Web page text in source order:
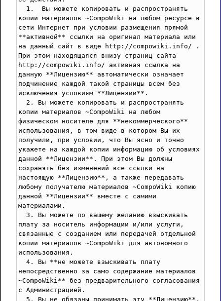
1.  Вы можете копировать и распространять
копии материалов ~CompoWiki на любом ресурсе в
сети Интернет при условии размещения прямой
**активной** ссылки на оригинал материала или
на данный сайт в виде http://compowiki.info/ .
При этом находящаяся внизу страниц сайта
http://compowiki.info/ активная ссылка на
данную **Лицензию** автоматически означает
подчинение каждой такой страницы всем без
исключения условиям **Лицензии**.
2. Вы можете копировать и распространять
копии материалов ~CompoWiki на любом
физическом носителе для **некоммерческого**
использования, в том виде в котором Вы их
получили, при условии, что Вы ясно и точно
укажете на каждой копии информацию об условиях
данной **Лицензии**. При этом Вы должны
сохранять без изменений все ссылки на
настоящую **Лицензию**, а также передавать
любому получателю материалов ~CompoWiki копию
данной **Лицензии** вместе с самими
материалами.
3. Вы можете по вашему желанию взыскивать
плату за носитель информации и/или услуги,
связанные с созданием или передачей отдельной
копии материалов ~CompoWiki для автономного
использования.
4. Вы **не можете взыскивать плату
непосредственно за само содержание материалов
~CompoWiki** без предварительного согласования
с Администрацией.
5. Вы не обязаны принимать эту **Лицензию**,